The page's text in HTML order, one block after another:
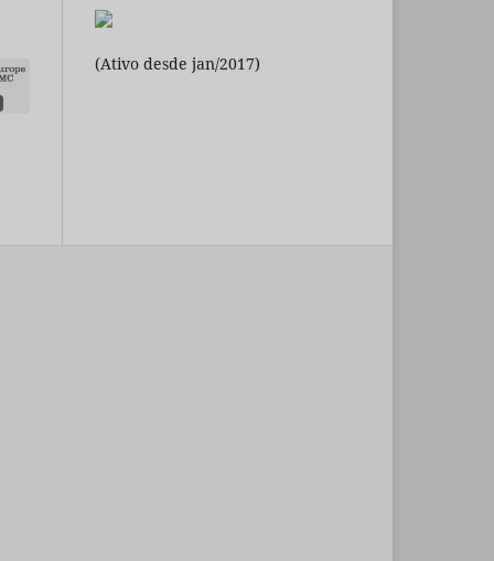
(Ativo desde jan/2017)